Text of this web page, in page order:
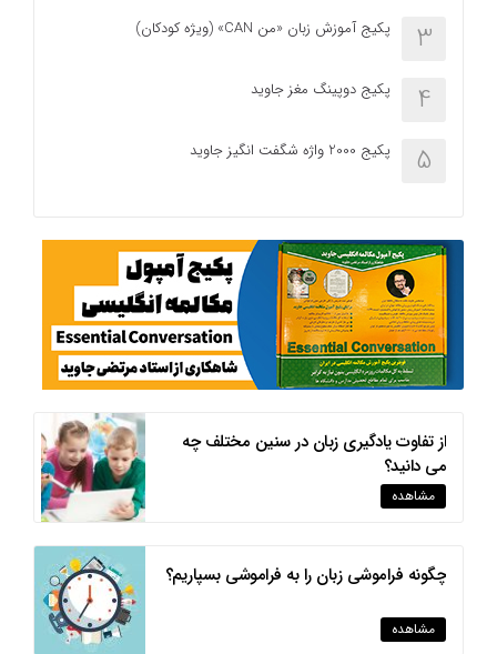
3 پکیج آموزش زبان «من CAN» (ویژه کودکان)
4 پکیج دوپینگ مغز جاوید
5 پکیج 2000 واژه شگفت انگیز جاوید
از تفاوت یادگیری زبان در سنین مختلف چه
می دانید؟
مشاهده
چگونه فراموشی زبان را به فراموشی بسپاریم؟
مشاهده